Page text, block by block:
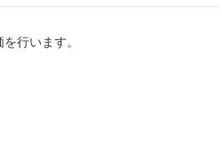
行います。